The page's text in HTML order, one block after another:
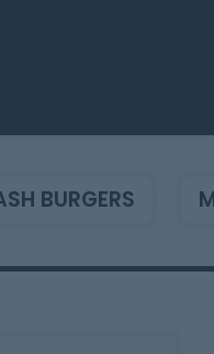
BURGERS